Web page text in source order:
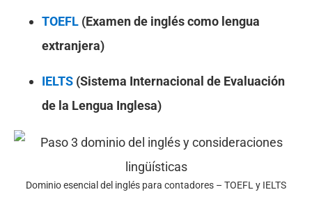
TOEFL (Examen de inglés como lengua
extranjera)
IELTS (Sistema Internacional de Evaluación
de la Lengua Inglesa)
Dominio esencial del inglés para contadores – TOEFL y IELTS